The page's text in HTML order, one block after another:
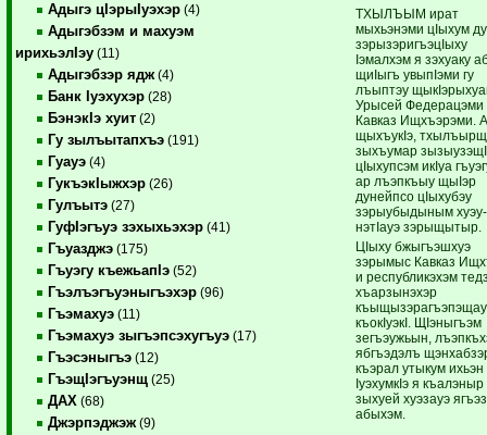
Адыгэ цIэрыIуэхэр (4)
Адыгэбзэм и махуэм
ирихьэлIэу (11)
Адыгэбзэр ядж (4)
Банк Iуэхухэр (28)
БэнэкIэ хуит (2)
Гу зылъытапхъэ (191)
Гуауэ (4)
ГукъэкIыжхэр (26)
Гулъытэ (27)
ГуфIэгъуэ зэхыхьэхэр (41)
Гъуазджэ (175)
Гъуэгу къежьапIэ (52)
Гъэлъэгъуэныгъэхэр (96)
Гъэмахуэ (11)
Гъэмахуэ зыгъэпсэхугъуэ (17)
Гъэсэныгъэ (12)
ГъэщIэгъуэнщ (25)
ДАХ (68)
Джэрпэджэж (9)
ТХЫЛЪЫМ ират
мыхьэнэми цIыхум
зэрызэригъэцIыху
Iэмалхэм я зэхуаку
щиIыгъ увыпIэми гу
лъыптэу
Урысей Федерацэми
Кавказ Ищхъэрэми.
щыхъукIэ, тхылъырщ
зыхъумар
цIыхупсэм икIуа
ар лъэпкъыу щыIэр
дунейпсо цIыхубэу
зэрыубы­дыным хуэу­
нэтIауэ зэрыщытыр.
ЦIыху бжыгъэшхуэ
зэрымыс Кавказ
и республикэхэм
хъарзынэхэр
къокIуэкI. ЩIэ­ныгъэм
зегъэужьын,
ябгъэдэлъ
къэрал утыкум ихьэн
IуэхумкIэ я къалэныр
зыхуей хуэзауэ
абыхэм.